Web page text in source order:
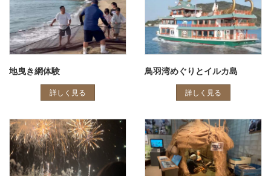
地曳き網体験
詳しく見る
鳥羽湾めぐりとイルカ島
詳しく見る